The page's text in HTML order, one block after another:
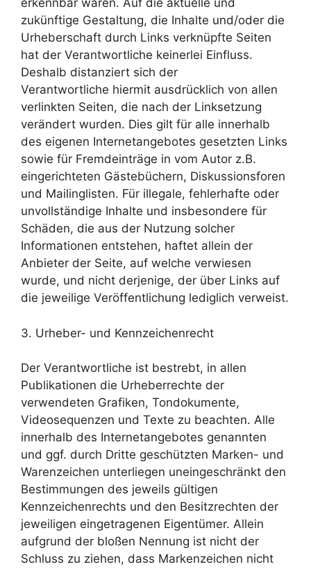
erkennbar waren. Auf die aktuelle und
zukünftige Gestaltung, die Inhalte und/oder die
Urheberschaft durch Links verknüpfte Seiten
hat der Verantwortliche keinerlei Einfluss.
Deshalb distanziert sich der
Verantwortliche hiermit ausdrücklich von allen
verlinkten Seiten, die nach der Linksetzung
verändert wurden. Dies gilt für alle innerhalb
des eigenen Internetangebotes gesetzten Links
sowie für Fremdeinträge in vom Autor z.B.
eingerichteten Gästebüchern, Diskussionsforen
und Mailinglisten. Für illegale, fehlerhafte oder
unvollständige Inhalte und insbesondere für
Schäden, die aus der Nutzung solcher
Informationen entstehen, haftet allein der
Anbieter der Seite, auf welche verwiesen
wurde, und nicht derjenige, der über Links auf
die jeweilige Veröffentlichung lediglich verweist.
3. Urheber- und Kennzeichenrecht
Der Verantwortliche ist bestrebt, in allen
Publikationen die Urheberrechte der
verwendeten Grafiken, Tondokumente,
Videosequenzen und Texte zu beachten. Alle
innerhalb des Internetangebotes genannten
und ggf. durch Dritte geschützten Marken- und
Warenzeichen unterliegen uneingeschränkt den
Bestimmungen des jeweils gültigen
Kennzeichenrechts und den Besitzrechten der
jeweiligen eingetragenen Eigentümer. Allein
aufgrund der bloßen Nennung ist nicht der
Schluss zu ziehen, dass Markenzeichen nicht